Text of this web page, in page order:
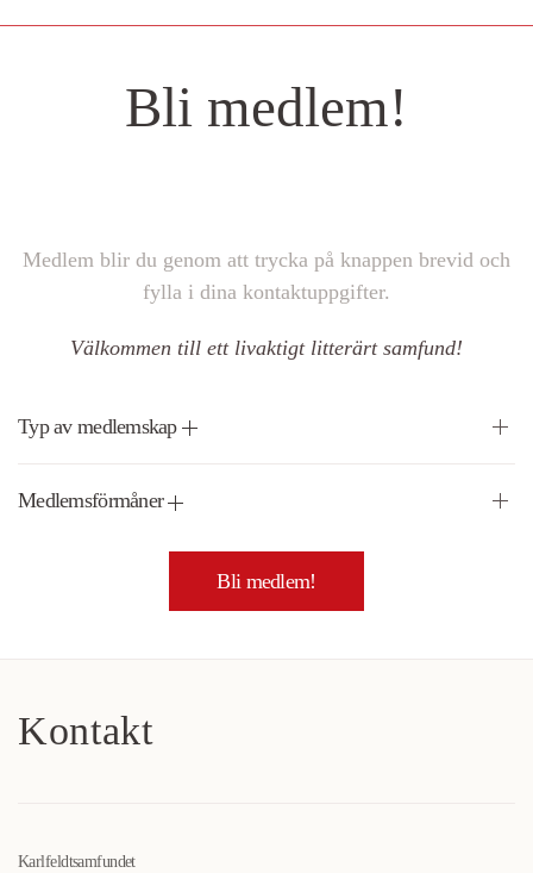
Bli medlem!
Medlem blir du genom att trycka på knappen brevid och
fylla i dina kontaktuppgifter.
Välkommen till ett livaktigt litterärt samfund!
Typ av medlemskap
Medlemsförmåner
Bli medlem!
Kontakt
Karlfeldtsamfundet